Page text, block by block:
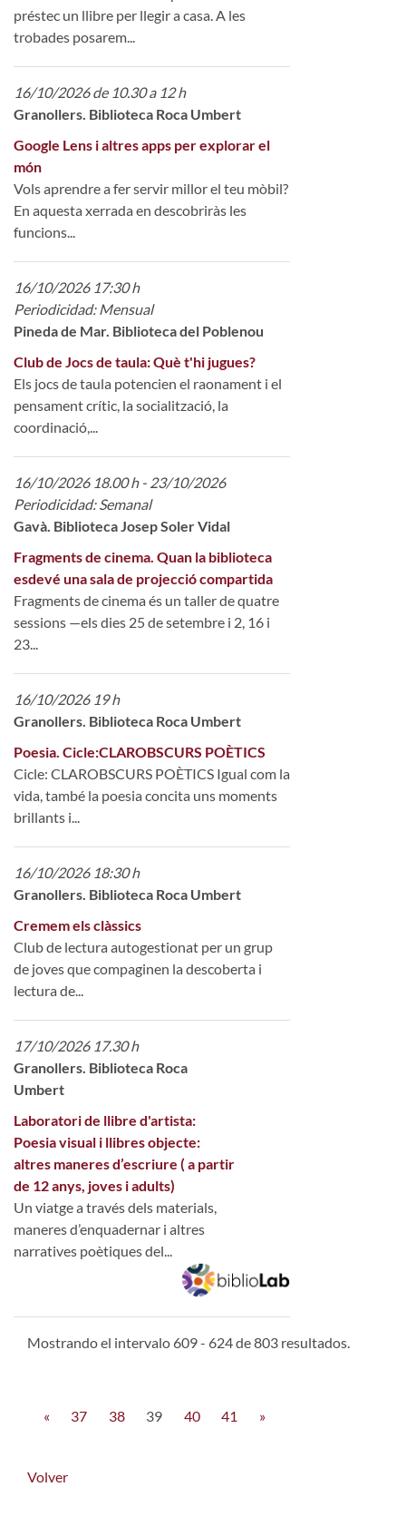
préstec un llibre per llegir a casa. A les
trobades posarem...
16/10/2026 de 10.30 a 12 h
Granollers. Biblioteca Roca Umbert
Google Lens i altres apps per explorar el
món
Vols aprendre a fer servir millor el teu mòbil?
En aquesta xerrada en descobriràs les
funcions...
16/10/2026 17:30 h
Periodicidad: Mensual
Pineda de Mar. Biblioteca del Poblenou
Club de Jocs de taula: Què t'hi jugues?
Els jocs de taula potencien el raonament i el
pensament crític, la socialització, la
coordinació,...
16/10/2026 18.00 h - 23/10/2026
Periodicidad: Semanal
Gavà. Biblioteca Josep Soler Vidal
Fragments de cinema. Quan la biblioteca
esdevé una sala de projecció compartida
Fragments de cinema és un taller de quatre
sessions —els dies 25 de setembre i 2, 16 i
23...
16/10/2026 19 h
Granollers. Biblioteca Roca Umbert
Poesia. Cicle:CLAROBSCURS POÈTICS
Cicle: CLAROBSCURS POÈTICS Igual com la
vida, també la poesia concita uns moments
brillants i...
16/10/2026 18:30 h
Granollers. Biblioteca Roca Umbert
Cremem els clàssics
Club de lectura autogestionat per un grup
de joves que compaginen la descoberta i
lectura de...
17/10/2026 17.30 h
Granollers. Biblioteca Roca
Umbert
Laboratori de llibre d'artista:
Poesia visual i llibres objecte:
altres maneres d’escriure ( a partir
de 12 anys, joves i adults)
Un viatge a través dels materials,
maneres d’enquadernar i altres
narratives poètiques del...
Mostrando el intervalo 609 - 624 de 803 resultados.
« 37 38 39 40 41 »
Volver